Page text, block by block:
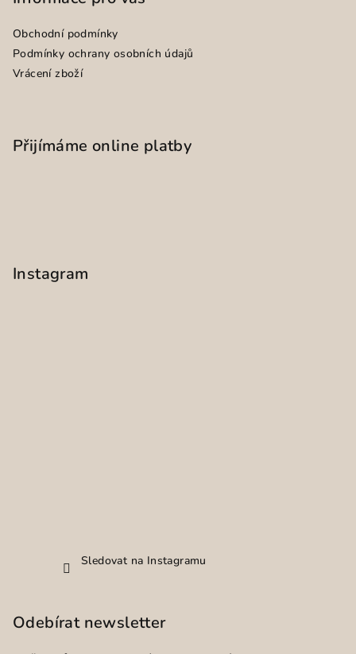
Obchodní podmínky
Podmínky ochrany osobních údajů
Vrácení zboží
Přijímáme online platby
Instagram
Sledovat na Instagramu
Odebírat newsletter